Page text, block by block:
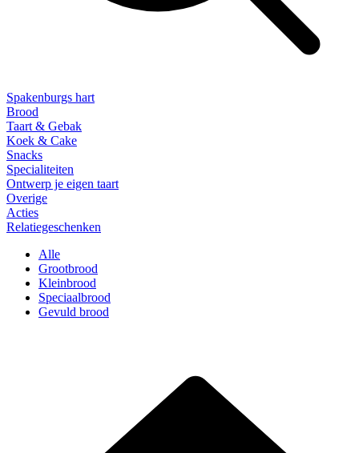
Spakenburgs hart
Brood
Taart & Gebak
Koek & Cake
Snacks
Specialiteiten
Ontwerp je eigen taart
Overige
Acties
Relatiegeschenken
Alle
Grootbrood
Kleinbrood
Speciaalbrood
Gevuld brood